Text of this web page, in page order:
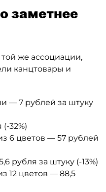
заметнее
же ассоциации,
канцтовары и
— 7 рублей за штуку
32%)
6 цветов — 57 рублей
рубля за штуку (-13%)
12 цветов — 88,5